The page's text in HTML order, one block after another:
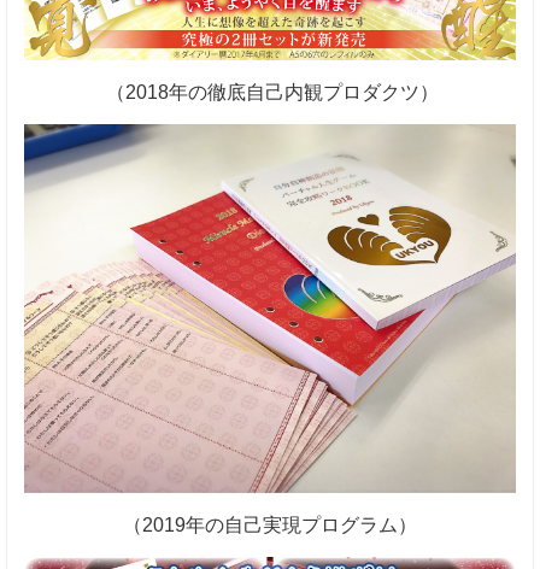
（2018年の徹底自己内観プロダクツ）
（2019年の自己実現プログラム）